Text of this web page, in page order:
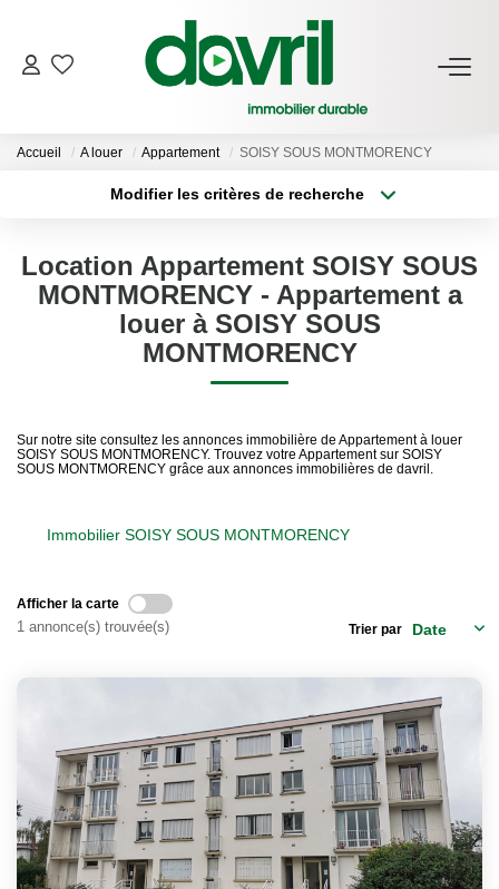
NOS BIENS
Gérés À Vendre
GESTION LOCATIVE
ESTIMATION LOCATIVE
Qui Sommes-Nous
Nos Actualités
Davril Immo
CONTACT
Accueil A louer Appartement SOISY SOUS MONTMORENCY
Modifier les critères de recherche
Sélectionnez...
Type de bien
Surface min
Plus de critères
Location Appartement SOISY SOUS
MONTMORENCY - Appartement a
louer à SOISY SOUS
MONTMORENCY
Sur notre site consultez les annonces immobilière de Appartement à louer
SOISY SOUS MONTMORENCY. Trouvez votre Appartement sur SOISY
SOUS MONTMORENCY grâce aux annonces immobilières de davril.
Immobilier SOISY SOUS MONTMORENCY
Afficher la carte
1 annonce(s) trouvée(s) Trier par